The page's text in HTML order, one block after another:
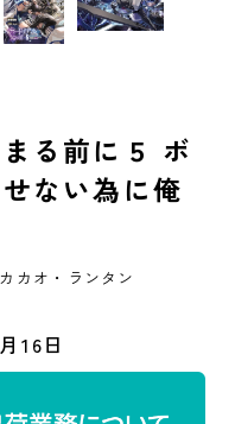
る前に５ ボ
ない為に俺
カカオ・ランタン
16日